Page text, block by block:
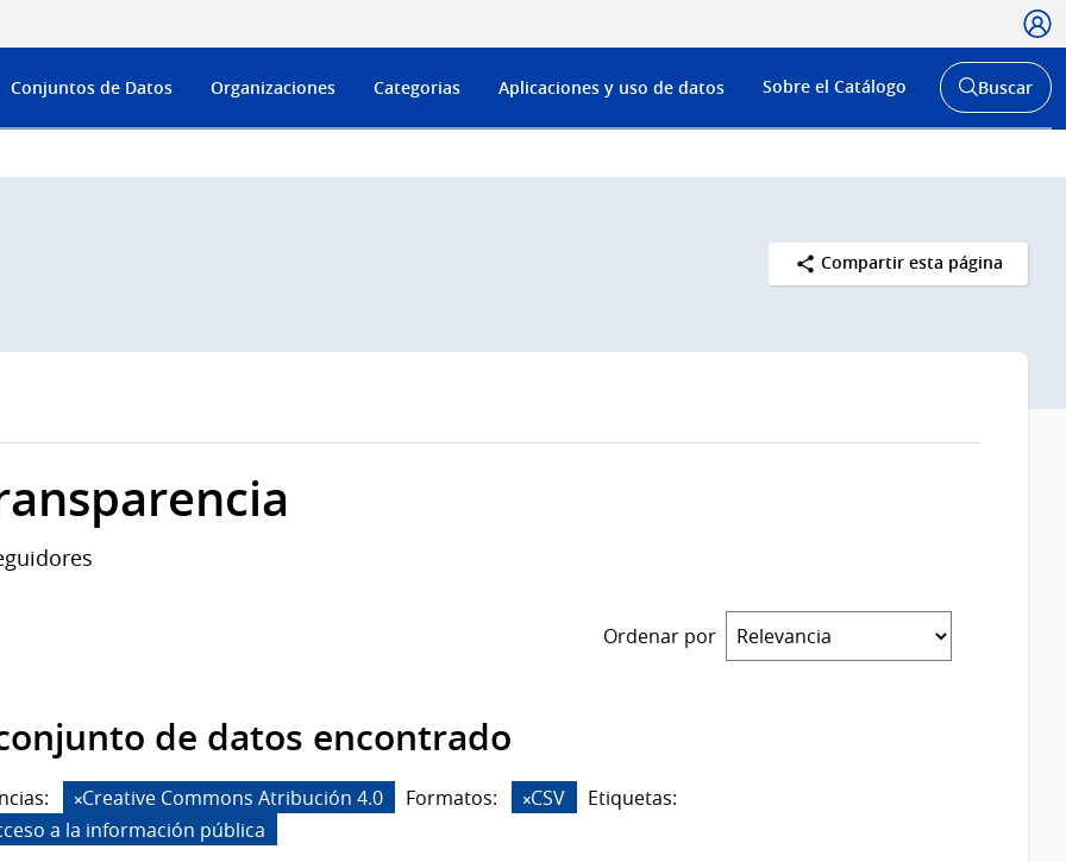
Menú
de
Conjuntos de Datos Organizaciones Categorias Aplicaciones y uso de datos Sobre el Catálogo
Abrir
buscador
Buscar
Compartir esta página
Ordenar por
de datos encontrado
Creative Commons Atribución 4.0 Formatos: CSV
Etiquetas:
a la información pública